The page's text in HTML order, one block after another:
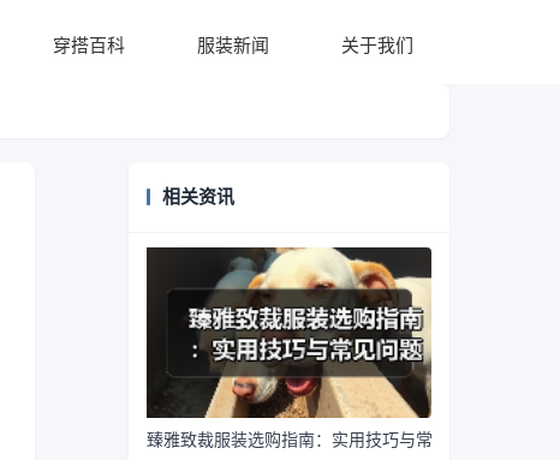
穿搭百科 服装新闻 关于我们
相关资讯
臻雅致裁服装选购指南：实用技巧与常见问题解析